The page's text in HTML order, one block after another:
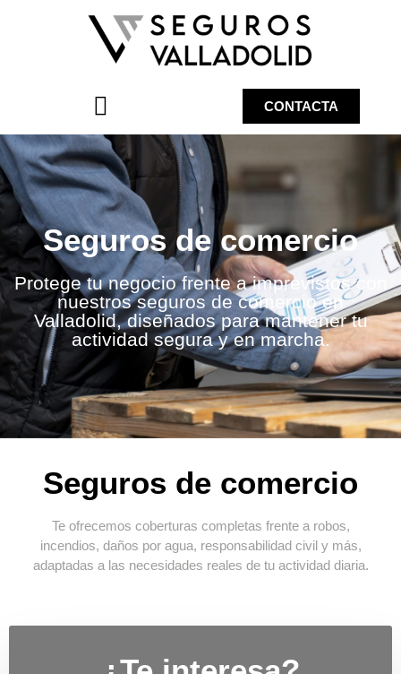
CONTACTA
Seguros de comercio
Protege tu negocio frente a imprevistos con
nuestros seguros de comercio en
Valladolid, diseñados para mantener tu
actividad segura y en marcha.
Seguros de comercio
Te ofrecemos coberturas completas frente a robos,
incendios, daños por agua, responsabilidad civil y más,
adaptadas a las necesidades reales de tu actividad diaria.